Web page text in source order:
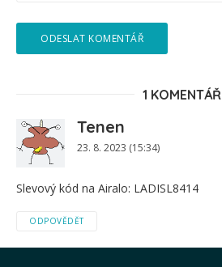
1 KOMENTÁŘ
Tenen
23. 8. 2023 (15:34)
Slevový kód na Airalo: LADISL8414
ODPOVĚDĚT